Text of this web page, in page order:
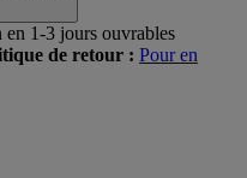
1-3 jours ouvrables
de retour : Pour en